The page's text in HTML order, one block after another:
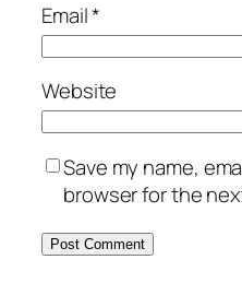
Email*
Website
Save my name,
browser for the